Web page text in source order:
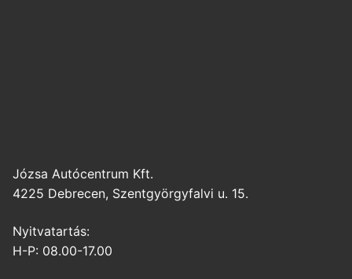
Józsa Autócentrum Kft.
4225 Debrecen, Szentgyörgyfalvi u. 15.
Nyitvatartás:
H-P: 08.00-17.00